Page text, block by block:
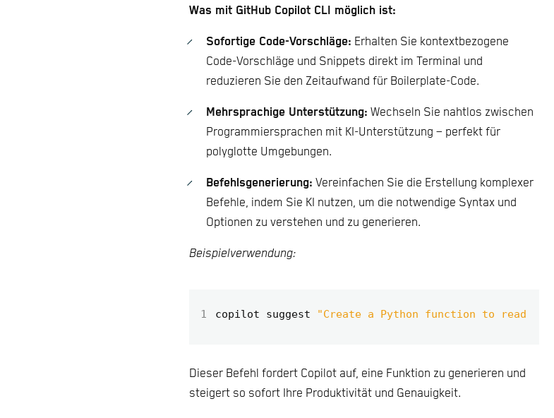
Was mit GitHub Copilot CLI möglich ist:
Sofortige Code-Vorschläge: Erhalten Sie kontextbezogene
Code-Vorschläge und Snippets direkt im Terminal und
reduzieren Sie den Zeitaufwand für Boilerplate-Code.
Mehrsprachige Unterstützung: Wechseln Sie nahtlos zwischen
Programmiersprachen mit KI-Unterstützung – perfekt für
polyglotte Umgebungen.
Befehlsgenerierung: Vereinfachen Sie die Erstellung komplexer
Befehle, indem Sie KI nutzen, um die notwendige Syntax und
Optionen zu verstehen und zu generieren.
Beispielverwendung:
1 copilot suggest "Create a Python function to read a
Dieser Befehl fordert Copilot auf, eine Funktion zu generieren und
steigert so sofort Ihre Produktivität und Genauigkeit.